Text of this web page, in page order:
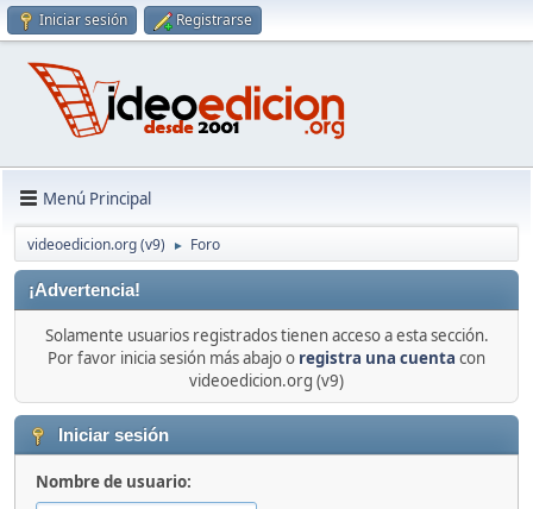
Iniciar sesión Registrarse
Menú Principal
videoedicion.org (v9) ► Foro
¡Advertencia!
Solamente usuarios registrados tienen acceso a esta sección.
Por favor inicia sesión más abajo o registra una cuenta con
videoedicion.org (v9)
Iniciar sesión
Nombre de usuario: